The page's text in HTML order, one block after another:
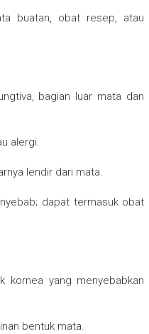
buatan, obat resep, atau
bagian luar mata dan
alergi.
lendir dari mata.
dapat termasuk obat
kornea yang menyebabkan
bentuk mata.